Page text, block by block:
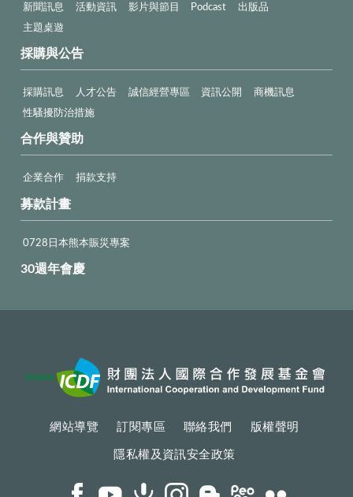
新聞訊息 活動資訊 影片與節目 Podcast
出版品
主題桌遊
採購與公告
採購訊息 人才公告 誠信經營專區 資訊公開
商機訊息
性騷擾防治措施
合作與贊助
企業合作 捐款支持
募款計畫
0728日本熊本賑災專案
30週年會慶
網站導覽 訂閱專區 聯絡我們 版權聲明
隱私權及資訊安全政策